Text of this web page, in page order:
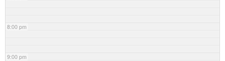
8:00 pm
9:00 pm